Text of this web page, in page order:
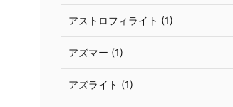
アストロフィライト (1)
アズマー (1)
アズライト (1)